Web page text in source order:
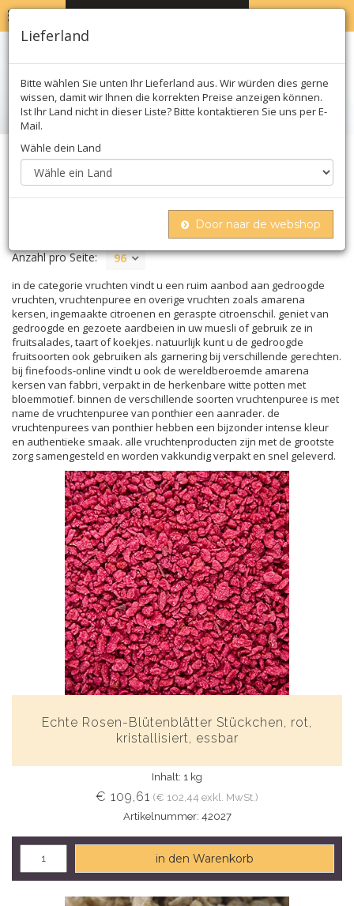
Anzahl pro Seite: 96
in de categorie vruchten vindt u een ruim aanbod aan gedroogde
vruchten, vruchtenpuree en overige vruchten zoals amarena
kersen, ingemaakte citroenen en geraspte citroenschil. geniet van
gedroogde en gezoete aardbeien in uw muesli of gebruik ze in
fruitsalades, taart of koekjes. natuurlijk kunt u de gedroogde
fruitsoorten ook gebruiken als garnering bij verschillende gerechten.
bij finefoods-online vindt u ook de wereldberoemde amarena
kersen van fabbri, verpakt in de herkenbare witte potten met
bloemmotief. binnen de verschillende soorten vruchtenpuree is met
name de vruchtenpuree van ponthier een aanrader. de
vruchtenpurees van ponthier hebben een bijzonder intense kleur
en authentieke smaak. alle vruchtenproducten zijn met de grootste
zorg samengesteld en worden vakkundig verpakt en snel geleverd.
Echte Rosen-Blütenblätter Stückchen, rot,
kristallisiert, essbar
Inhalt: 1 kg
€ 109,61 (€ 102,44 exkl. MwSt.)
Artikelnummer: 42027
in den Warenkorb
Lieferland
Bitte wählen Sie unten Ihr Lieferland aus. Wir würden dies gerne
wissen, damit wir Ihnen die korrekten Preise anzeigen können.
Ist Ihr Land nicht in dieser Liste? Bitte kontaktieren Sie uns per E-
Mail.
Wähle dein Land
Door naar de webshop